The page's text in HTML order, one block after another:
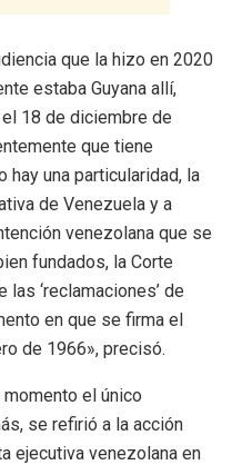
que la hizo en 2020
estaba Guyana allí,
18 de diciembre de
que tiene
una particularidad, la
de Venezuela y a
venezolana que se
fundados, la Corte
‘reclamaciones’ de
en que se firma el
de 1966», precisó.
el único
se refirió a la acción
ejecutiva venezolana en